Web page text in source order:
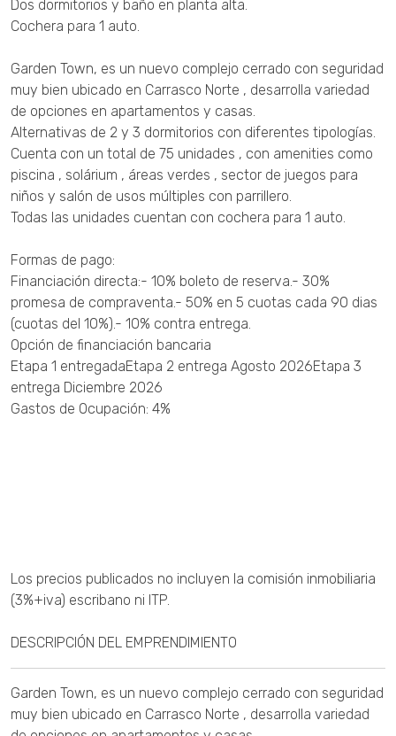
Dos dormitorios y baño en planta alta.
Cochera para 1 auto.
Garden Town, es un nuevo complejo cerrado con seguridad
muy bien ubicado en Carrasco Norte , desarrolla variedad
de opciones en apartamentos y casas.
Alternativas de 2 y 3 dormitorios con diferentes tipologías.
Cuenta con un total de 75 unidades , con amenities como
piscina , solárium , áreas verdes , sector de juegos para
niños y salón de usos múltiples con parrillero.
Todas las unidades cuentan con cochera para 1 auto.
Formas de pago:
Financiación directa:- 10% boleto de reserva.- 30%
promesa de compraventa.- 50% en 5 cuotas cada 90 dias
(cuotas del 10%).- 10% contra entrega.
Opción de financiación bancaria
Etapa 1 entregadaEtapa 2 entrega Agosto 2026Etapa 3
entrega Diciembre 2026
Gastos de Ocupación: 4%
Los precios publicados no incluyen la comisión inmobiliaria
(3%+iva) escribano ni ITP.
DESCRIPCIÓN DEL EMPRENDIMIENTO
Garden Town, es un nuevo complejo cerrado con seguridad
muy bien ubicado en Carrasco Norte , desarrolla variedad